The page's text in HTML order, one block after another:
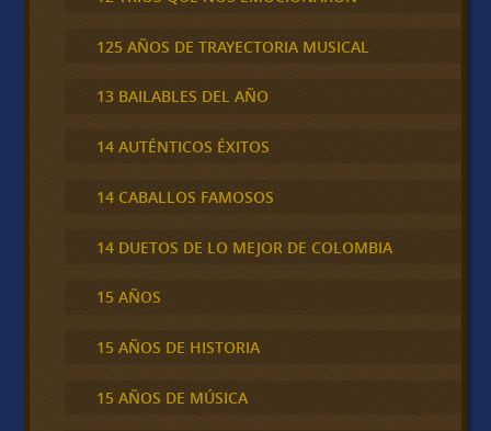
125 AÑOS DE TRAYECTORIA MUSICAL
13 BAILABLES DEL AÑO
14 AUTÉNTICOS ÉXITOS
14 CABALLOS FAMOSOS
14 DUETOS DE LO MEJOR DE COLOMBIA
15 AÑOS
15 AÑOS DE HISTORIA
15 AÑOS DE MÚSICA